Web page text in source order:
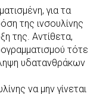
για τα
της ινσουλίνης
της. Αντίθετα,
τότε
υδατανθράκων
να μην γίνεται